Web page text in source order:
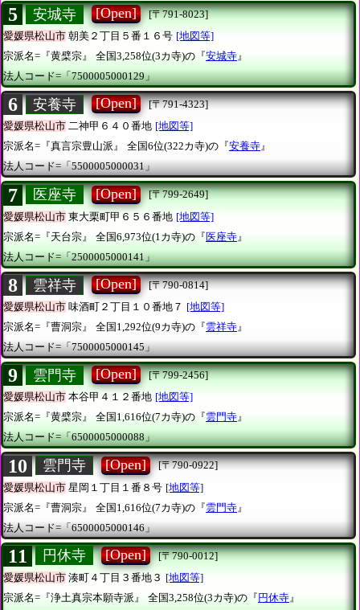
5 安城寺 [Open]
[〒791-8023]
愛媛県松山市 朝美２丁目５番１６号 [地図等]
宗派名=『黄檗宗』
全国3,258位(3カ寺)の『安城寺』
法人コード=「7500005000129」
6 安養寺 [Open]
[〒791-4323]
愛媛県松山市 二神甲６４０番地 [地図等]
宗派名=『真言宗豊山派』
全国6位(322カ寺)の『安養寺』
法人コード=「5500005000031」
7 医座寺 [Open]
[〒799-2649]
愛媛県松山市 東大栗町甲６５６番地 [地図等]
宗派名=『天台宗』
全国6,973位(1カ寺)の『医座寺 』
法人コード=「2500005000141」
8 雲祥寺 [Open]
[〒790-0814]
愛媛県松山市 味酒町２丁目１０番地７ [地図等]
宗派名=『曹洞宗』
全国1,292位(9カ寺)の『雲祥寺』
法人コード=「7500005000145」
9 雲門寺 [Open]
[〒799-2456]
愛媛県松山市 本谷甲４１２番地 [地図等]
宗派名=『黄檗宗』
全国1,616位(7カ寺)の『雲門寺』
法人コード=「6500005000088」
10 雲門寺 [Open]
[〒790-0922]
愛媛県松山市 星岡１丁目１番８号 [地図等]
宗派名=『曹洞宗』
全国1,616位(7カ寺)の『雲門寺 』
法人コード=「6500005000146」
11 円休寺 [Open]
[〒790-0012]
愛媛県松山市 湊町４丁目３番地３ [地図等]
宗派名=『浄土真宗本願寺派』
全国3,258位(3カ寺)の『 円休寺 』